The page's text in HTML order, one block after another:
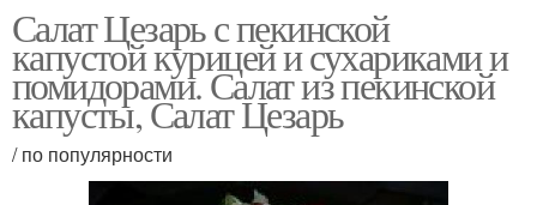
Салат Цезарь с пекинской
капустой курицей и сухариками и
помидорами. Салат из пекинской
капусты, Салат Цезарь
/ по популярности